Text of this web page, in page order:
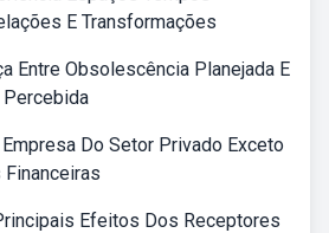
E Transformações
Entre Obsolescência Planejada E
Do Setor Privado Exceto
Efeitos Dos Receptores